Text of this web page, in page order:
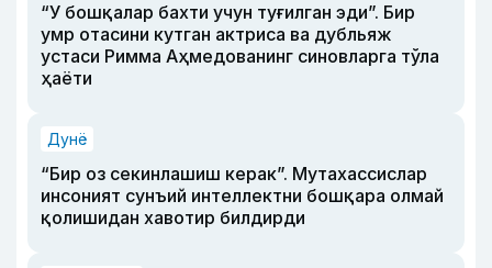
“У бошқалар бахти учун туғилган эди”. Бир
умр отасини кутган актриса ва дубльяж
устаси Римма Аҳмедованинг синовларга тўла
ҳаёти
Дунё
“Бир оз секинлашиш керак”. Мутахассислар
инсоният сунъий интеллектни бошқара олмай
қолишидан хавотир билдирди